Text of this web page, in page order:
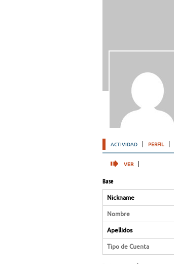
ACTIVIDAD PERFIL
VER
Base
Nickname
Nombre
Apellidos
Tipo de Cuenta